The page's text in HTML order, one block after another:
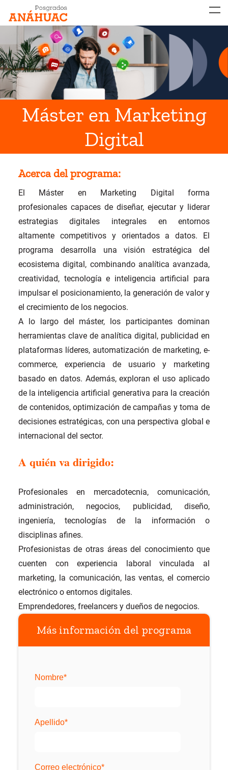
Máster en Marketing
Digital
Acerca del programa:
El Máster en Marketing Digital forma
profesionales capaces de diseñar, ejecutar y liderar
estrategias digitales integrales en entornos
altamente competitivos y orientados a datos. El
programa desarrolla una visión estratégica del
ecosistema digital, combinando analítica avanzada,
creatividad, tecnología e inteligencia artificial para
impulsar el posicionamiento, la generación de valor y
el crecimiento de los negocios.
A lo largo del máster, los participantes dominan
herramientas clave de analítica digital, publicidad en
plataformas líderes, automatización de marketing, e-
commerce, experiencia de usuario y marketing
basado en datos. Además, exploran el uso aplicado
de la inteligencia artificial generativa para la creación
de contenidos, optimización de campañas y toma de
decisiones estratégicas, con una perspectiva global e
internacional del sector.
A quién va dirigido:
Profesionales en mercadotecnia, comunicación,
administración, negocios, publicidad, diseño,
ingeniería, tecnologías de la información o
disciplinas afines.
Profesionistas de otras áreas del conocimiento que
cuenten con experiencia laboral vinculada al
marketing, la comunicación, las ventas, el comercio
electrónico o entornos digitales.
Emprendedores, freelancers y dueños de negocios.
Más información del programa
Nombre*
Apellido*
Correo electrónico*